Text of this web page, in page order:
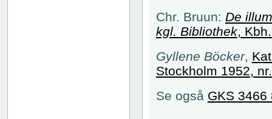
Chr. Bruun: De
kgl. Bibliothek,
Gyllene Böcker,
Stockholm 1952,
Se også GKS 3466